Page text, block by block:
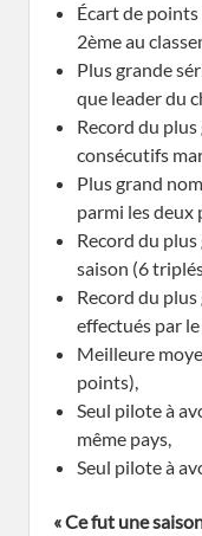
Écart de
2ème au
Plus grande
que leader du
Record du
consécutifs
Plus grand
parmi les deux
Record du
saison (6
Record du
effectués par
Meilleure
points),
Seul pilote à
même pays,
Seul pilote à
« Ce fut une